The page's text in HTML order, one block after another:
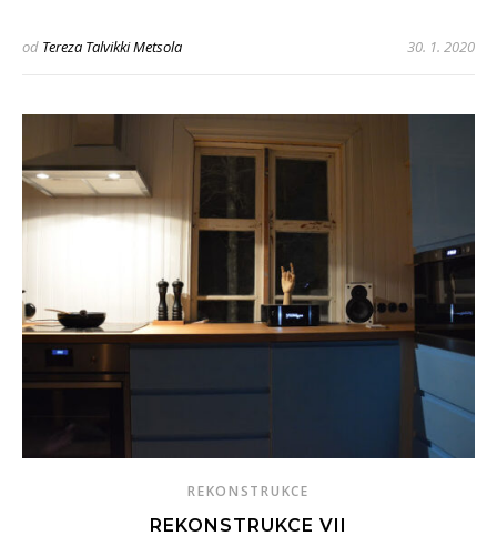
od Tereza Talvikki Metsola 30. 1. 2020
REKONSTRUKCE
REKONSTRUKCE VII